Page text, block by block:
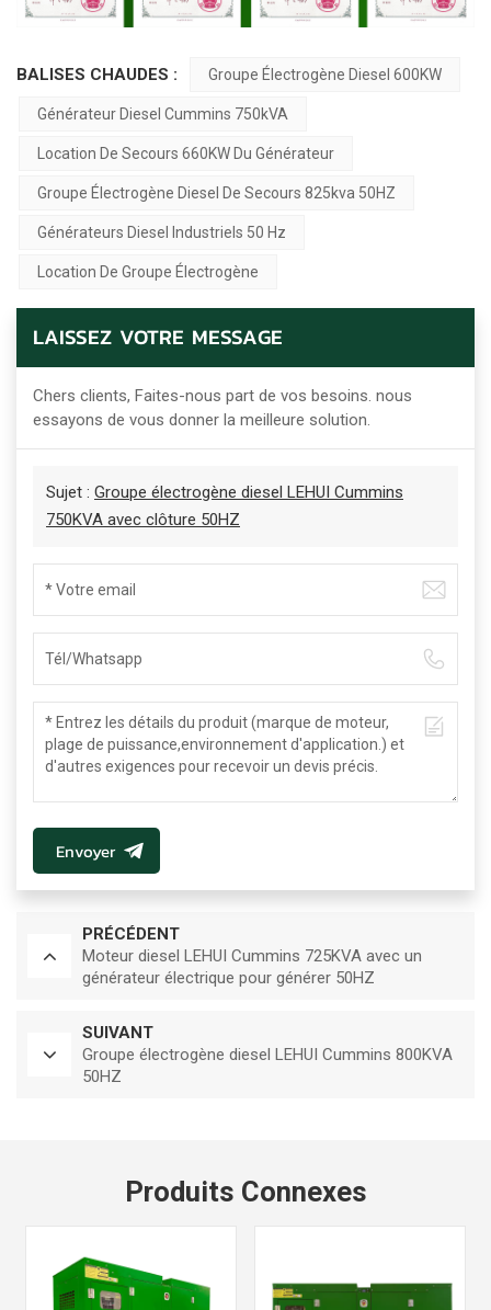
BALISES CHAUDES : Groupe Électrogène Diesel 600KW
Générateur Diesel Cummins 750kVA
Location De Secours 660KW Du Générateur
Groupe Électrogène Diesel De Secours 825kva 50HZ
Générateurs Diesel Industriels 50 Hz
Location De Groupe Électrogène
LAISSEZ VOTRE MESSAGE
Chers clients, Faites-nous part de vos besoins. nous
essayons de vous donner la meilleure solution.
Sujet : Groupe électrogène diesel LEHUI Cummins
750KVA avec clôture 50HZ
Envoyer
PRÉCÉDENT
Moteur diesel LEHUI Cummins 725KVA avec un
générateur électrique pour générer 50HZ
SUIVANT
Groupe électrogène diesel LEHUI Cummins 800KVA
50HZ
Produits Connexes